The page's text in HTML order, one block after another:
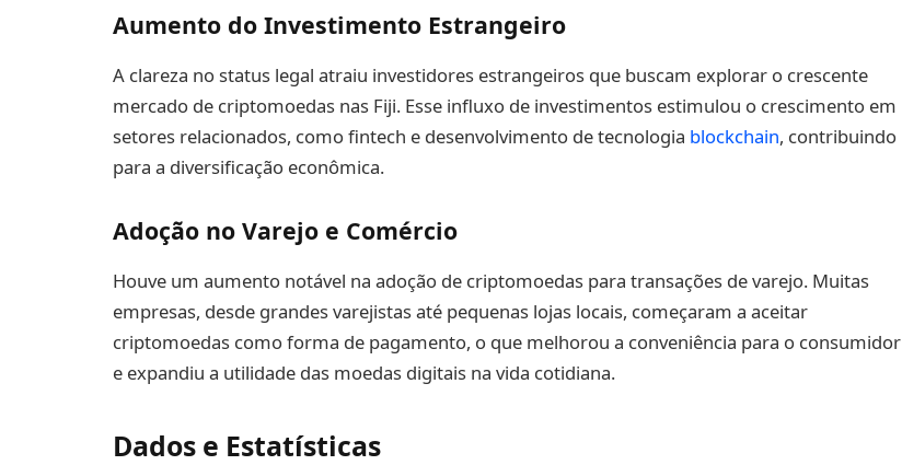
Aumento do Investimento Estrangeiro
A clareza no status legal atraiu investidores estrangeiros que buscam explorar o crescente
mercado de criptomoedas nas Fiji. Esse influxo de investimentos estimulou o crescimento em
setores relacionados, como fintech e desenvolvimento de tecnologia blockchain, contribuindo
para a diversificação econômica.
Adoção no Varejo e Comércio
Houve um aumento notável na adoção de criptomoedas para transações de varejo. Muitas
empresas, desde grandes varejistas até pequenas lojas locais, começaram a aceitar
criptomoedas como forma de pagamento, o que melhorou a conveniência para o consumidor
e expandiu a utilidade das moedas digitais na vida cotidiana.
Dados e Estatísticas